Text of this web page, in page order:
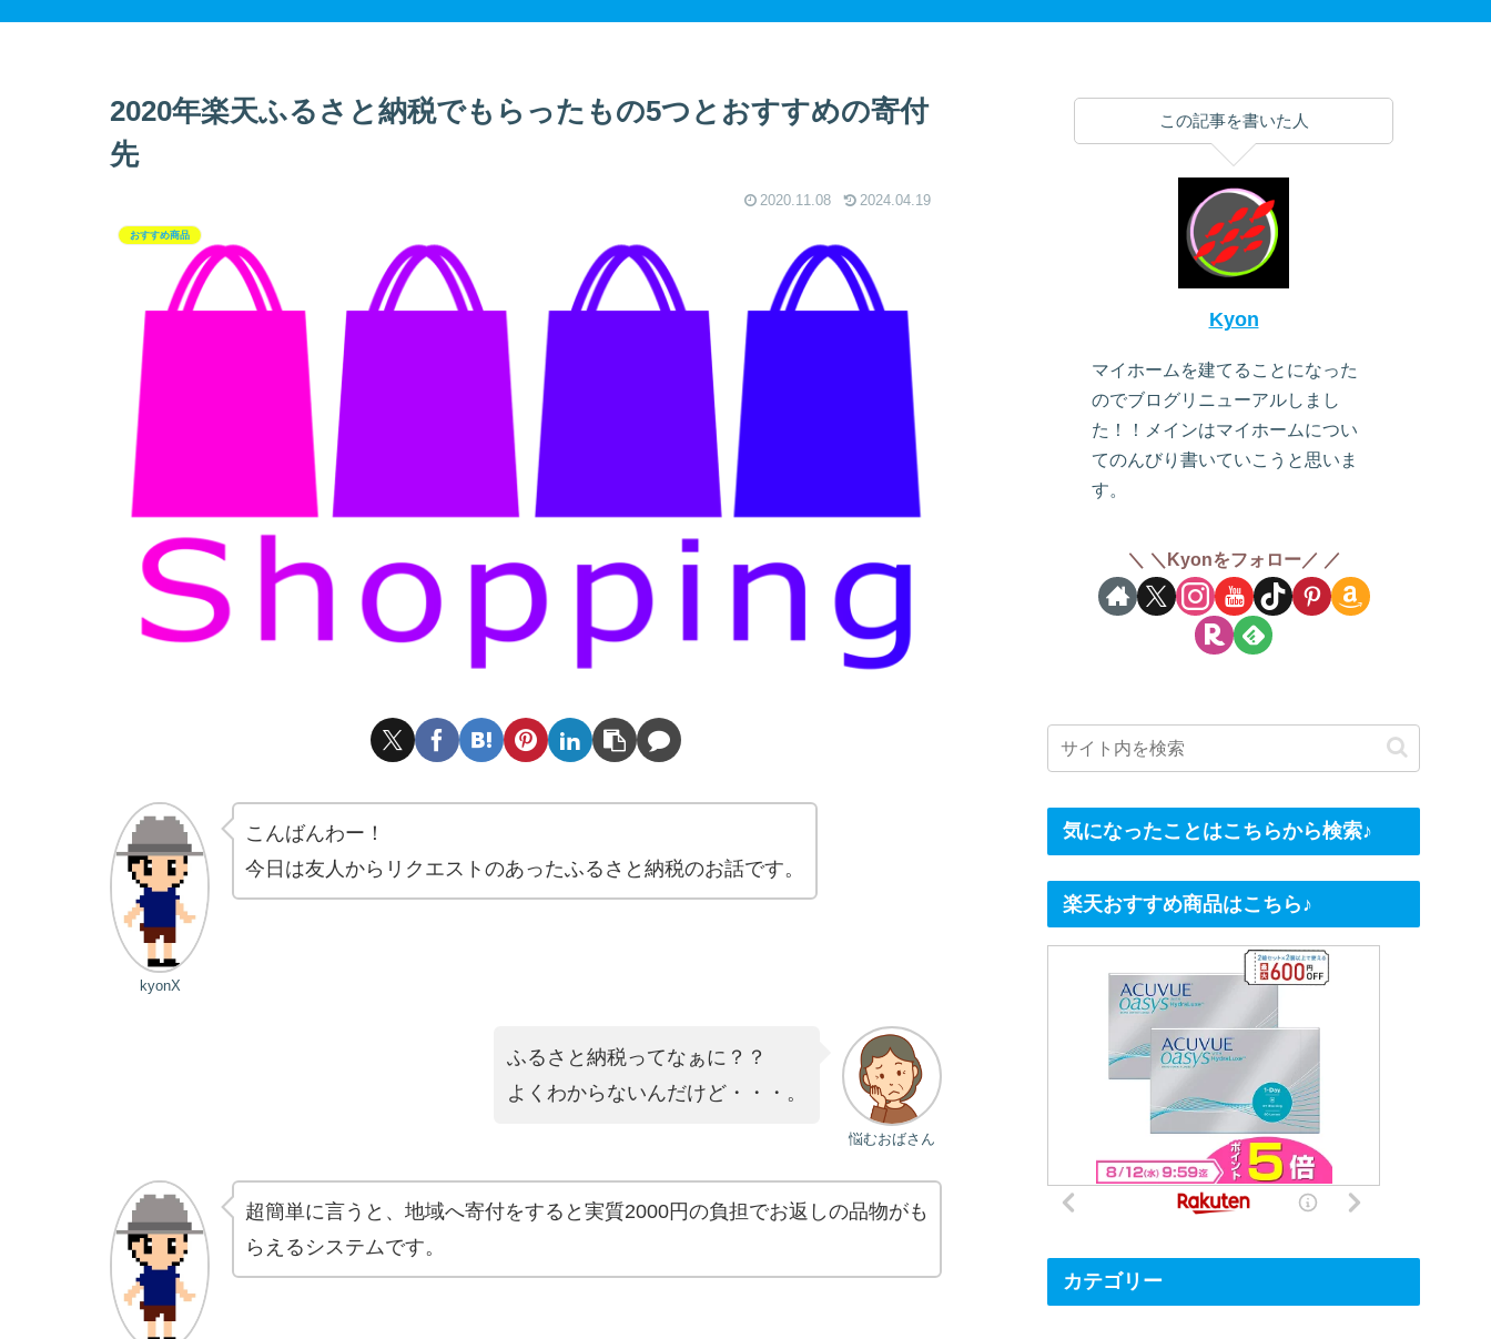
2020年楽天ふるさと納税でもらったもの5つとおすすめの寄付
先
2020.11.08 2024.04.19
おすすめ商品
kyonX
こんばんわー！
今日は友人からリクエストのあったふるさと納税のお話です。
悩むおばさん
ふるさと納税ってなぁに？？
よくわからないんだけど・・・。
超簡単に言うと、地域へ寄付をすると実質2000円の負担でお返しの品物がも
らえるシステムです。
この記事を書いた人
Kyon
マイホームを建てることになった
のでブログリニューアルしまし
た！！メインはマイホームについ
てのんびり書いていこうと思いま
す。
＼Kyonをフォロー／
気になったことはこちらから検索♪
楽天おすすめ商品はこちら♪
カテゴリー